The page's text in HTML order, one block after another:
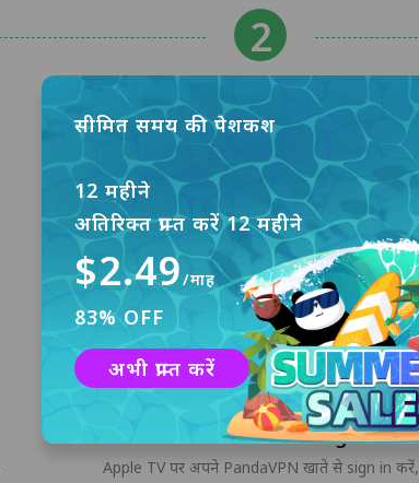
अपने PandaVPN खाते में sign in करें
Apple TV पर अपने PandaVPN खाते से sign in करें,
सीमित समय की पेशकश
12 महीने
अतिरिक्त प्राप्त करें 12 महीने
$2.49/माह
83% OFF
अभी प्राप्त करें